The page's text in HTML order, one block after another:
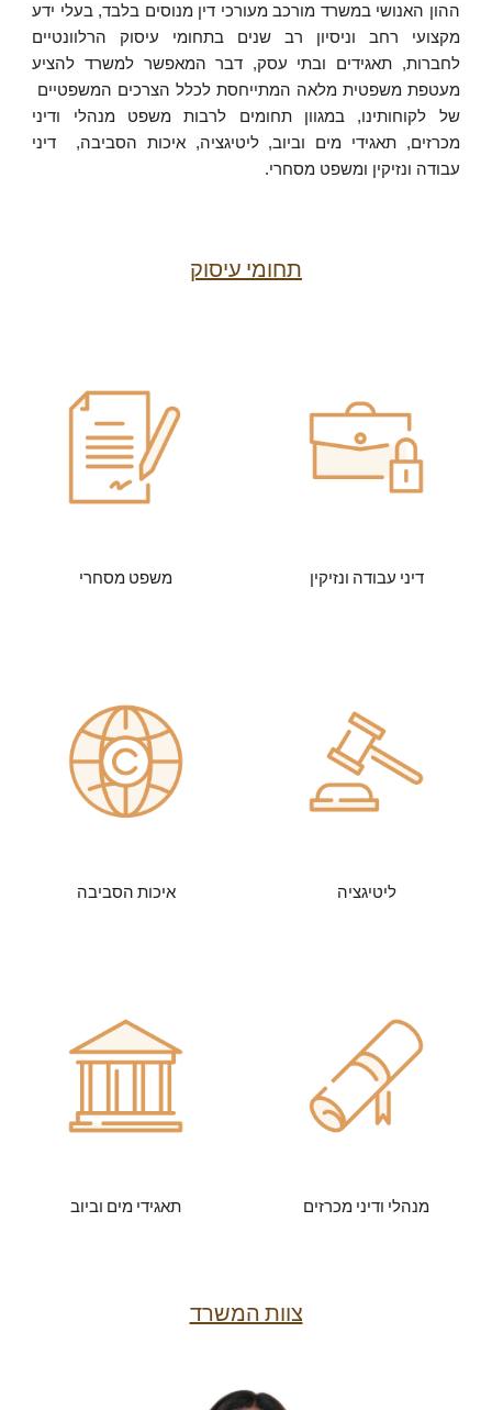
ההון האנושי במשרד מורכב מעורכי דין מנוסים בלבד, בעלי ידע
מקצועי רחב וניסיון רב שנים בתחומי עיסוק הרלוונטיים
לחברות, תאגידים ובתי עסק, דבר המאפשר למשרד להציע
מעטפת משפטית מלאה המתייחסת לכלל הצרכים המשפטיים
של לקוחותינו, במגוון תחומים לרבות משפט מנהלי ודיני
מכרזים, תאגידי מים וביוב, ליטיגציה, איכות הסביבה, דיני
עבודה ונזיקין ומשפט מסחרי.
תחומי עיסוק
משפט מסחרי דיני עבודה ונזיקין
איכות הסביבה ליטיגציה
תאגידי מים וביוב מנהלי ודיני מכרזים
צוות המשרד